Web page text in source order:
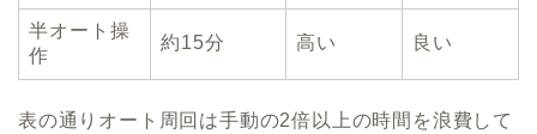
半オート操
作
約15分 高い 良い
表の通りオート周回は手動の2倍以上の時間を浪費して